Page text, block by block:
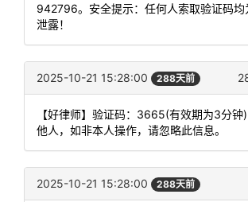
942796。安全提示：任何人索取验证码均
泄露！
2025-10-21 15:28:00 288天前
【好律师】验证码：3665(有效期为3分钟
他人，如非本人操作，请忽略此信息。
2025-10-21 15:28:00 288天前